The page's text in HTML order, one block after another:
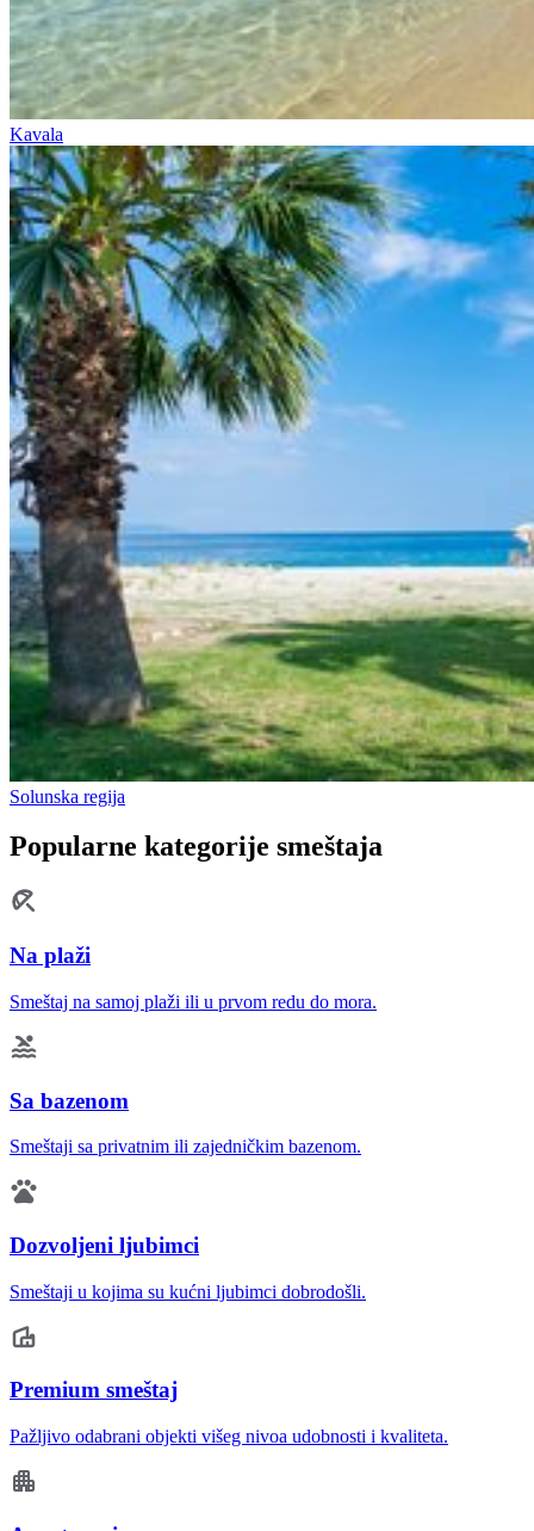
Kavala
Solunska regija
Popularne kategorije smeštaja
Na plaži
Smeštaj na samoj plaži ili u prvom redu do mora.
Sa bazenom
Smeštaji sa privatnim ili zajedničkim bazenom.
Dozvoljeni ljubimci
Smeštaji u kojima su kućni ljubimci dobrodošli.
Premium smeštaj
Pažljivo odabrani objekti višeg nivoa udobnosti i kvaliteta.